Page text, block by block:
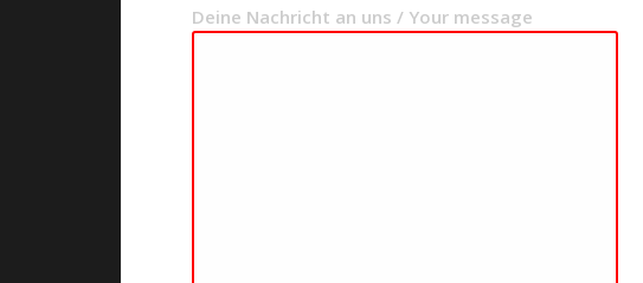
Deine Nachricht an uns / Your message